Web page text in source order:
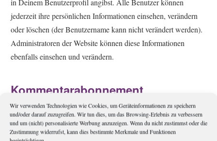
Wir verwenden Technologien wie Cookies, um Geräteinformationen zu speichern
und/oder darauf zuzugreifen. Wir tun dies, um das Browsing-Erlebnis zu verbessern
und um (nicht) personalisierte Werbung anzuzeigen. Wenn du nicht zustimmst oder die
Zustimmung widerrufst, kann dies bestimmte Merkmale und Funktionen
in Deinem Benutzerprofil angibst. Alle Benutzer können
jederzeit ihre persönlichen Informationen einsehen, verändern
oder löschen (der Benutzername kann nicht verändert werden).
Administratoren der Website können diese Informationen
ebenfalls einsehen und verändern.
Kommentarabonnement
Nachfolgekommentare können durch Dich mit Deiner
Einwilligung gem. Art. 6 Abs. 1 lit. a DSGVO abonniert